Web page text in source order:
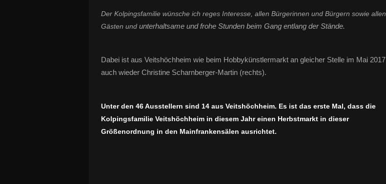
Der Kolpingsfamilie wünsche ich reges Interesse, allen Bürgerinnen und Bürgern sowie allen
Gästen und unterhaltsame und frohe Stunden beim Gang entlang der Stände.
Dabei ist aus Veitshöchheim wie beim Hobbykünstlermarkt an gleicher Stelle im Mai 2017
auch wieder Christine Scharnberger-Martin (rechts).
Unter den 46 Ausstellern sind 14 aus Veitshöchheim. Es ist das erste Mal, dass die
Kolpingsfamilie Veitshöchheim in diesem Jahr einen Herbstmarkt in dieser
Größenordnung in den Mainfrankensälen ausrichtet.